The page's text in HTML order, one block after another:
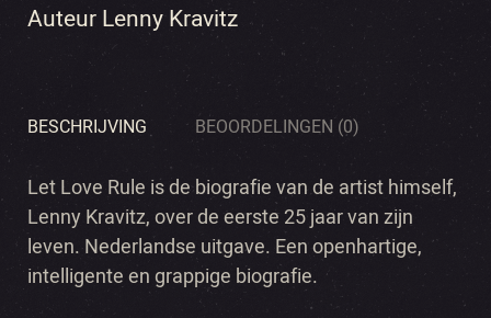
Auteur Lenny Kravitz
BESCHRIJVING BEOORDELINGEN (0)
Let Love Rule is de biografie van de artist himself,
Lenny Kravitz, over de eerste 25 jaar van zijn
leven. Nederlandse uitgave. Een openhartige,
intelligente en grappige biografie.